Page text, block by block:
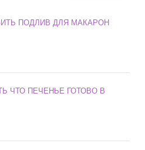
ПОДЛИВ ДЛЯ МАКАРОН
ЧТО ПЕЧЕНЬЕ ГОТОВО В